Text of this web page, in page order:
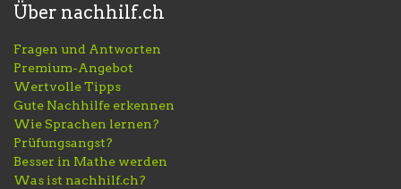
Über nachhilf.ch
Fragen und Antworten
Premium-Angebot
Wertvolle Tipps
Gute Nachhilfe erkennen
Wie Sprachen lernen?
Prüfungsangst?
Besser in Mathe werden
Was ist nachhilf.ch?